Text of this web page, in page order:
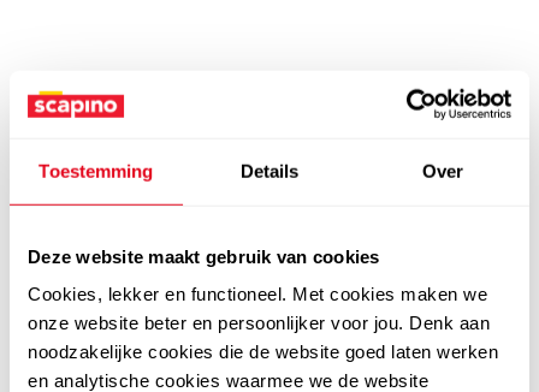
Toestemming Details Over
Deze website maakt gebruik van cookies
Cookies, lekker en functioneel. Met cookies maken we
onze website beter en persoonlijker voor jou. Denk aan
noodzakelijke cookies die de website goed laten werken
en analytische cookies waarmee we de website